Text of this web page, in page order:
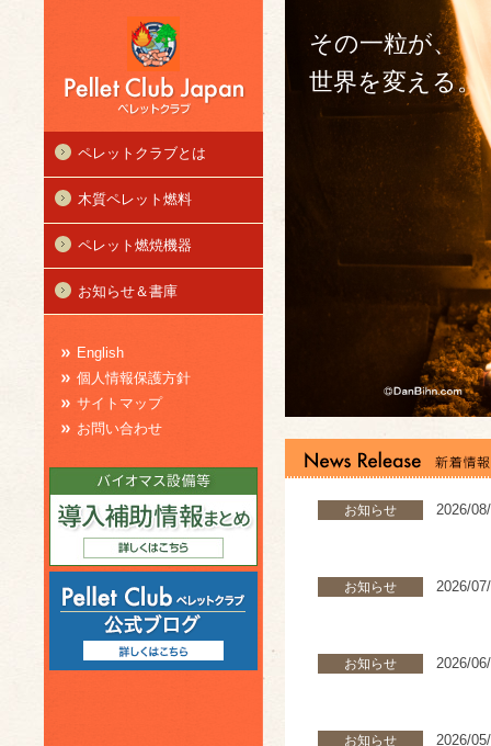
その一粒が、
世界を変える。
お知らせ 2026/
お知らせ 2026/
お知らせ 2026/
お知らせ 2026/
ペレットクラブとは
木質ペレット燃料
ペレット燃焼機器
お知らせ＆書庫
English
個人情報保護方針
サイトマップ
お問い合わせ